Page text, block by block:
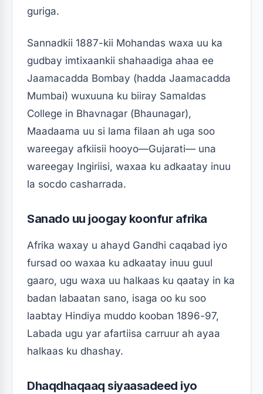
guriga.
Sannadkii 1887-kii Mohandas waxa uu ka
gudbay imtixaankii shahaadiga ahaa ee
Jaamacadda Bombay (hadda Jaamacadda
Mumbai) wuxuuna ku biiray Samaldas
College in Bhavnagar (Bhaunagar),
Maadaama uu si lama filaan ah uga soo
wareegay afkiisii ​​hooyo—Gujarati— una
wareegay Ingiriisi, waxaa ku adkaatay inuu
la socdo casharrada.
Sanado uu joogay koonfur afrika
Afrika waxay u ahayd Gandhi caqabad iyo
fursad oo waxaa ku adkaatay inuu guul
gaaro, ugu waxa uu halkaas ku qaatay in ka
badan labaatan sano, isaga oo ku soo
laabtay Hindiya muddo kooban 1896-97,
Labada ugu yar afartiisa carruur ah ayaa
halkaas ku dhashay.
Dhaqdhaqaaq siyaasadeed iyo